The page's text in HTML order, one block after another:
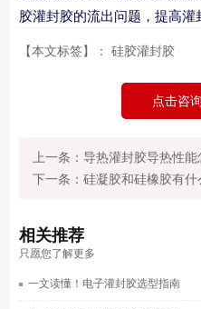
胶灌封胶的流出问题，提高灌
【本文标签】： 硅胶灌封胶
点击咨
上一条：导热灌封胶导热性
下一条：硅凝胶和硅橡胶有
相关推荐
只愿您了解更多
一文读懂！电子灌封胶选型指南